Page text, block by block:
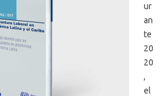
ur
an
te
20
20
,
el